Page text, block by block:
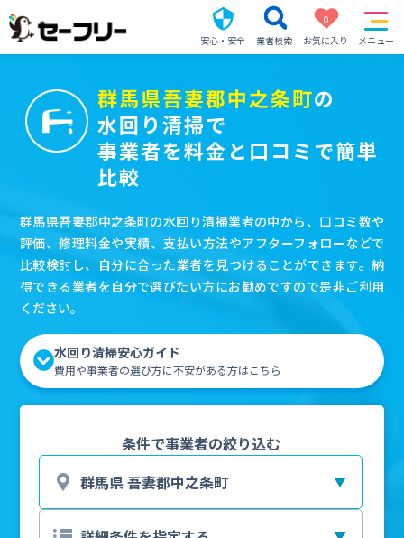
安心・安全 業者検索
0
お気に入り
メニュー
群馬県吾妻郡中之条町の
水回り清掃で
事業者を料金と口コミで簡単
比較
群馬県吾妻郡中之条町の水回り清掃業者の中から、口コミ数や
評価、修理料金や実績、支払い方法やアフターフォローなどで
比較検討し、自分に合った業者を見つけることができます。納
得できる業者を自分で選びたい方にお勧めですので是非ご利用
ください。
水回り清掃安心ガイド
費用や事業者の選び方に不安がある方はこちら
条件で事業者の絞り込む